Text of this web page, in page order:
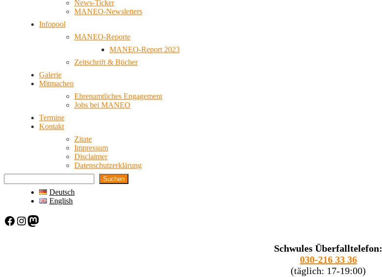
News-Ticker
MANEO-Newsletters
Infopool
MANEO-Reporte
MANEO-Report 2023
Zeitschrift & Bücher
Galerie
Mitmachen
Ehrenamtliches Engagement
Jobs bei MANEO
Termine
Kontakt
Zitate
Impressum
Disclaimer
Datenschutzerklärung
Suchen
Deutsch
English
Facebook Instagram Mastodon
Schwules Überfalltelefon:
030-216 33 36
(täglich: 17-19:00)